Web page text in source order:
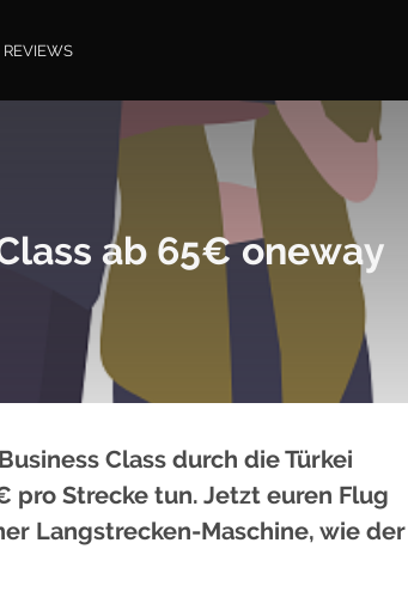
REVIEWS
ab 65€ oneway
Class durch die Türkei
Strecke tun. Jetzt euren Flug
Langstrecken-Maschine, wie der